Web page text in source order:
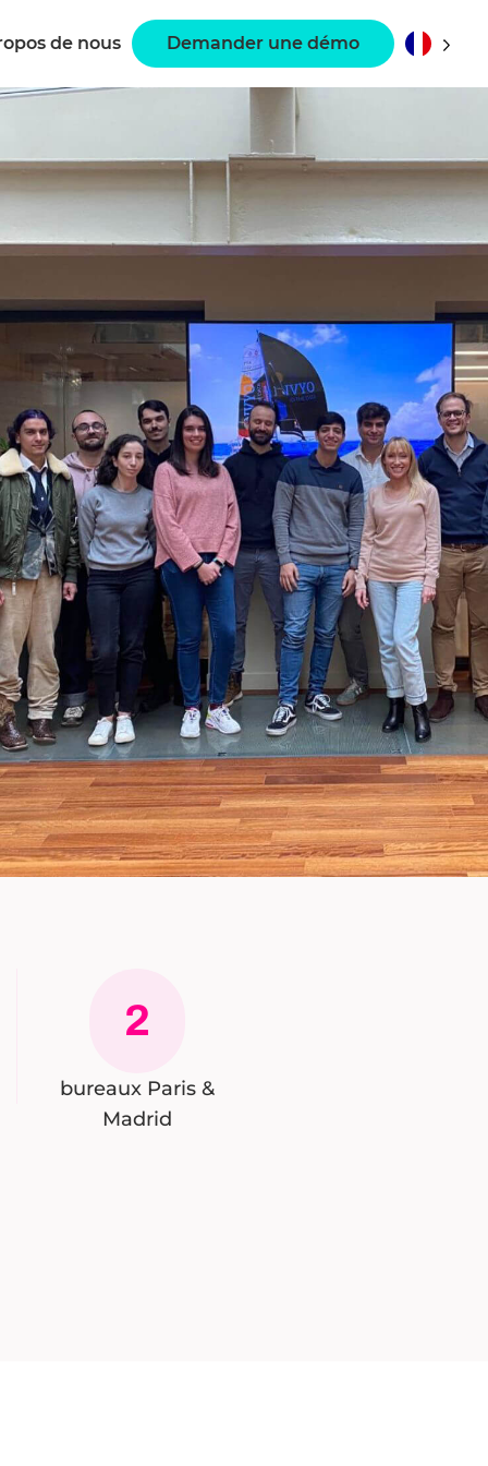
de nous Demander une démo
2
bureaux Paris &
Madrid